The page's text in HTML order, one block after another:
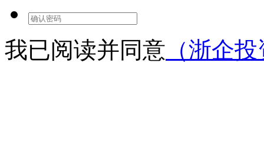
我已阅读并同意 （浙企